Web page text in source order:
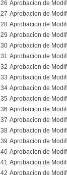
Aprobacion de
Aprobacion de
Aprobacion de
Aprobacion de
Aprobacion de
Aprobacion de
Aprobacion de
Aprobacion de
Aprobacion de
Aprobacion de
Aprobacion de
Aprobacion de
Aprobacion de
Aprobacion de
Aprobacion de
Aprobacion de
Aprobacion de